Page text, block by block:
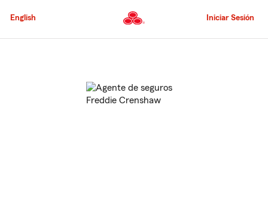
al
principal
English Iniciar Sesión